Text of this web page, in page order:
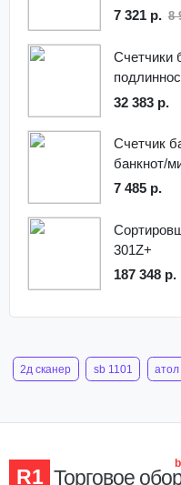
7 321 р. 8
Счетчики
номинала
32 383 р.
Счетчик
банкнот/
7 485 р.
301Z+
187 348 р.
2д сканер sb 1101 атол
сканер 2d штрих кодов
R1 Торговое